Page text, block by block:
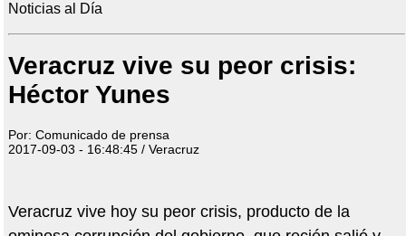
Noticias al Día
Veracruz vive su peor crisis:
Héctor Yunes
Por: Comunicado de prensa
2017-09-03 - 16:48:45 / Veracruz
Veracruz vive hoy su peor crisis, producto de la